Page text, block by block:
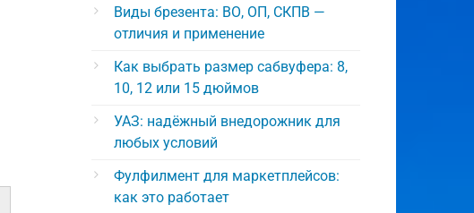
Виды брезента: ВО, ОП, СКПВ —
отличия и применение
Как выбрать размер сабвуфера: 8,
10, 12 или 15 дюймов
УАЗ: надёжный внедорожник для
любых условий
Фулфилмент для маркетплейсов:
как это работает